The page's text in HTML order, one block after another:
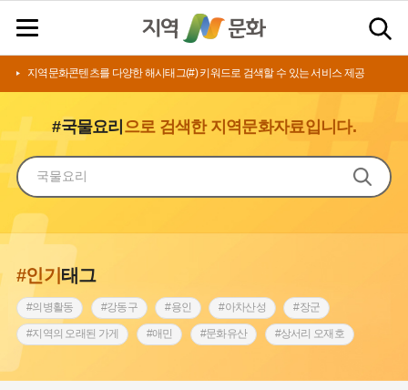
지역문화콘텐츠를 다양한 해시태그(#) 키워드로 검색할 수 있는 서비스 제공
#국물요리 으로 검색한 지역문화자료입니다.
#인기태그
#의병활동 #강동구 #용인 #아차산성 #장군
#지역의 오래된 가게 #애민 #문화유산 #상서리 오재호